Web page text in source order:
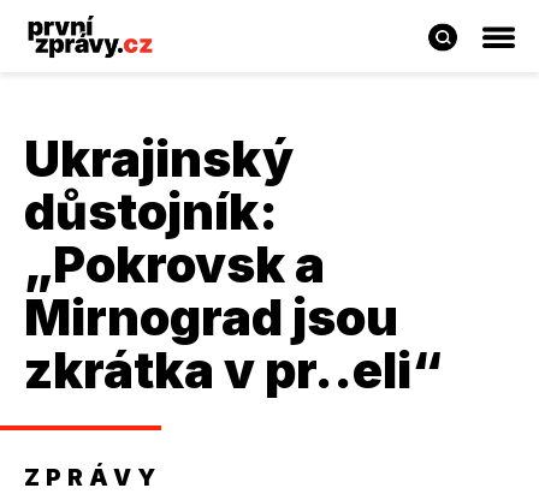
Ukrajinský
důstojník:
„Pokrovsk a
Mirnograd jsou
zkrátka v pr..eli“
ZPRÁVY